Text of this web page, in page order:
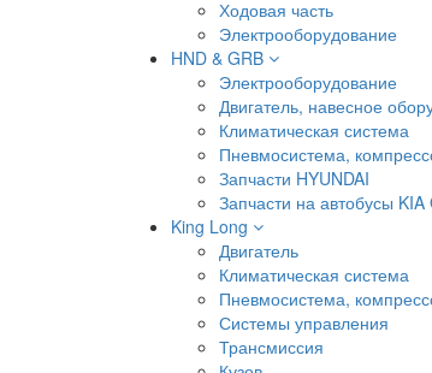
Ходовая часть
Электрооборудование
HND & GRB
Электрооборудование
Двигатель, навесное
Климатическая система
Пневмосистема,
Запчасти HYUNDAI
Запчасти на автобусы
King Long
Двигатель
Климатическая система
Пневмосистема,
Системы управления
Трансмиссия